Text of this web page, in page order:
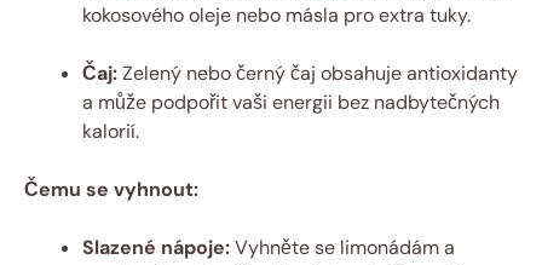
kokosového oleje nebo másla pro extra tuky.
Čaj:Zelený nebo černý čaj obsahuje antioxidanty
a může podpořit vaši energii bez nadbytečných
kalorií.
Čemu se vyhnout:
Slazené nápoje:Vyhněte se limonádám a